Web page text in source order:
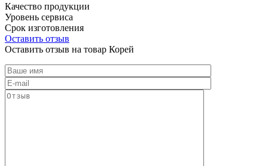
Качество продукции
Уровень сервиса
Срок изготовления
Оставить отзыв
Оставить отзыв на товар Корей